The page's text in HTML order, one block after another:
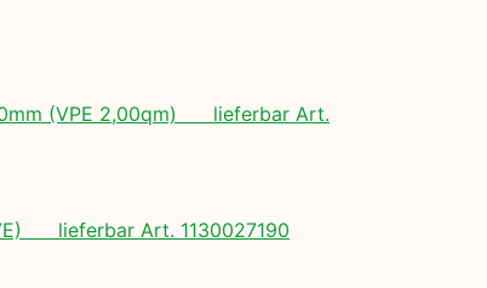
(VPE 2,00qm) lieferbar Art.
lieferbar Art. 1130027190